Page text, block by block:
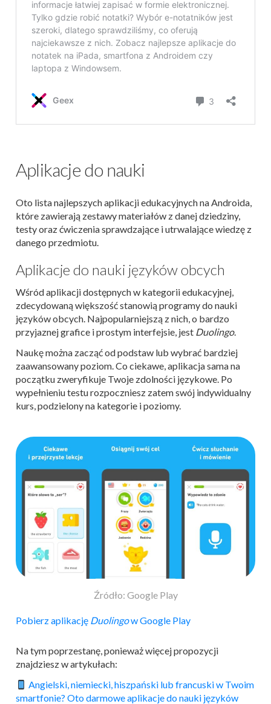
Aplikacje do nauki
Oto lista najlepszych aplikacji edukacyjnych na Androida,
które zawierają zestawy materiałów z danej dziedziny,
testy oraz ćwiczenia sprawdzające i utrwalające wiedzę z
danego przedmiotu.
Aplikacje do nauki języków obcych
Wśród aplikacji dostępnych w kategorii edukacyjnej,
zdecydowaną większość stanowią programy do nauki
języków obcych. Najpopularniejszą z nich, o bardzo
przyjaznej grafice i prostym interfejsie, jest Duolingo.
Naukę można zacząć od podstaw lub wybrać bardziej
zaawansowany poziom. Co ciekawe, aplikacja sama na
początku zweryfikuje Twoje zdolności językowe. Po
wypełnieniu testu rozpoczniesz zatem swój indywidualny
kurs, podzielony na kategorie i poziomy.
Źródło: Google Play
Pobierz aplikację Duolingow Google Play
Na tym poprzestanę, ponieważ więcej propozycji
znajdziesz w artykułach:
Angielski, niemiecki, hiszpański lub francuski w Twoim
smartfonie? Oto darmowe aplikacje do nauki języków